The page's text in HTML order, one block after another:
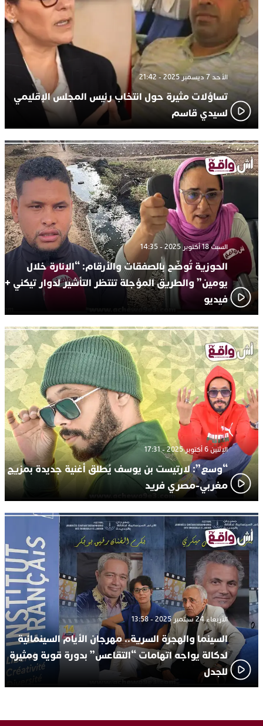
الأحد 7 ديسمبر 2025 - 21:42
تساؤلات مثيرة حول انتخاب رئيس المجلس الإقليمي
لسيدي قاسم
السبت 18 أكتوبر 2025 - 14:35
الحوزية تُوضّح بالصفقات والأرقام: “الإنارة خلال
يومين” والطريق المؤجلة تنتظر التأشير لدوار تيكني +
فيديو
الإثنين 6 أكتوبر 2025 - 17:31
“وسع”: لارتيست بن يوسف يُطلق أغنية جديدة بمزيج
مغربي-مصري فريد
الأربعاء 24 سبتمبر 2025 - 13:58
السينما والهجرة السرية.. مهرجان الأيام السينمائية
لدكالة يواجه اتهامات “التقاعس” بدورة قوية ومثيرة
للجدل